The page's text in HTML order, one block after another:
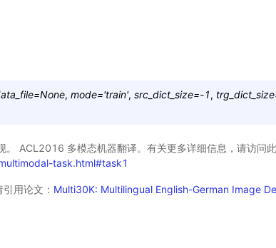
=None, mode='train', src_dict_size=-1, trg_dict_size
。 ACL2016 多模态机器翻译。有关更多详细信息，请访问此
task.html#task1
用论文： Multi30K: Multilingual English-German Image